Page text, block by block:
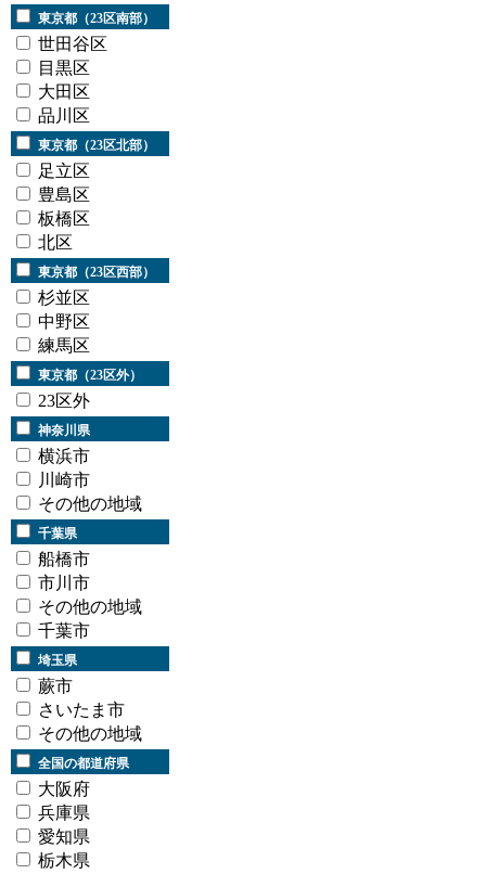
東京都（23区南部）
世田谷区
目黒区
大田区
品川区
東京都（23区北部）
足立区
豊島区
板橋区
北区
東京都（23区西部）
杉並区
中野区
練馬区
東京都（23区外）
23区外
神奈川県
横浜市
川崎市
その他の地域
千葉県
船橋市
市川市
その他の地域
千葉市
埼玉県
蕨市
さいたま市
その他の地域
全国の都道府県
大阪府
兵庫県
愛知県
栃木県